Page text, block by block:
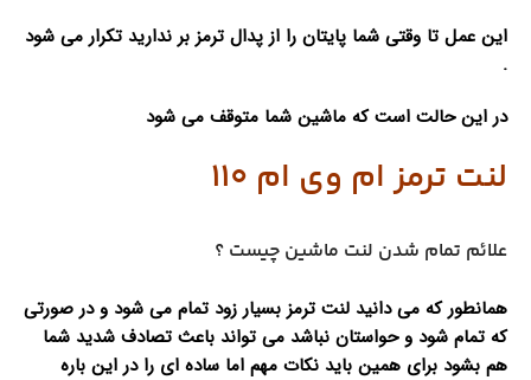
این عمل تا وقتی شما پایتان را از پدال ترمز بر ندارید تکرار می شود
.
در این حالت است که ماشین شما متوقف می شود
لنت ترمز ام وی ام 110
علائم تمام شدن لنت ماشین چیست ؟
همانطور که می دانید لنت ترمز بسیار زود تمام می شود و در صورتی
که تمام شود و حواستان نباشد می تواند باعث تصادف شدید شما
هم بشود برای همین باید نکات مهم اما ساده ای را در این باره